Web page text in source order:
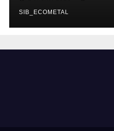
актуальных
профессий
SIB_ECOMETAL